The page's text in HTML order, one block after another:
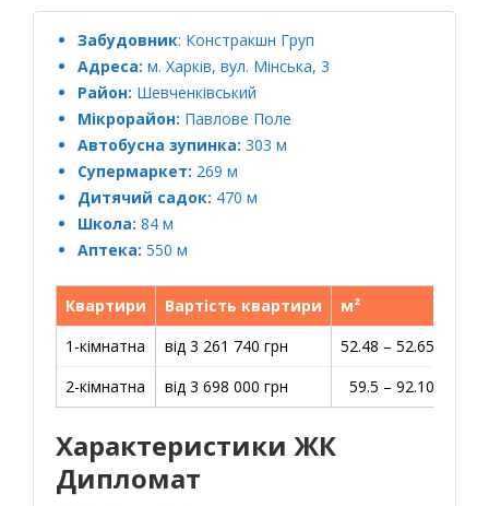
Забудовник: Констракшн Груп
Адреса: м. Харків, вул. Мінська, 3
Район: Шевченківський
Мікрорайон: Павлове Поле
Автобусна зупинка: 303 м
Супермаркет: 269 м
Дитячий садок: 470 м
Школа: 84 м
Аптека: 550 м
Квартири Вартість квартири м²
1-кімнатна
від 3 261 740 грн 52.48 – 52.65 м2
2-кімнатна
від 3 698 000 грн 59.5 – 92.10 м2
Характеристики ЖК
Дипломат